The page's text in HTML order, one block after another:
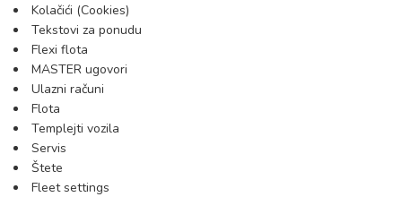
Kolačići (Cookies)
Tekstovi za ponudu
Flexi flota
MASTER ugovori
Ulazni računi
Flota
Templejti vozila
Servis
Štete
Fleet settings